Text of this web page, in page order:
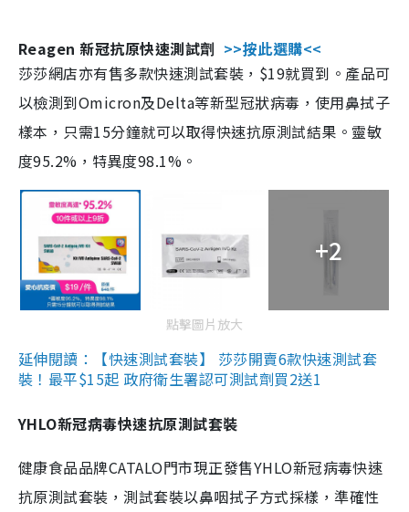
Reagen 新冠抗原快速測試劑 >>按此選購<<
莎莎網店亦有售多款快速測試套裝，$19就買到。產品可
以檢測到Omicron及Delta等新型冠狀病毒，使用鼻拭子
樣本，只需15分鐘就可以取得快速抗原測試結果。靈敏
度95.2%，特異度98.1%。
+2
點擊圖片放大
延伸閱讀：【快速測試套裝】 莎莎開賣6款快速測試套
裝！最平$15起 政府衛生署認可測試劑買2送1
YHLO新冠病毒快速抗原測試套裝
健康食品品牌CATALO門市現正發售YHLO新冠病毒快速
抗原測試套裝，測試套裝以鼻咽拭子方式採樣，準確性